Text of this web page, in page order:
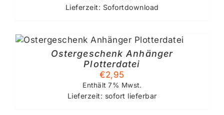
Lieferzeit: Sofortdownload
Ostergeschenk Anhänger
Plotterdatei
€2,95
Enthält 7% Mwst.
Lieferzeit: sofort lieferbar